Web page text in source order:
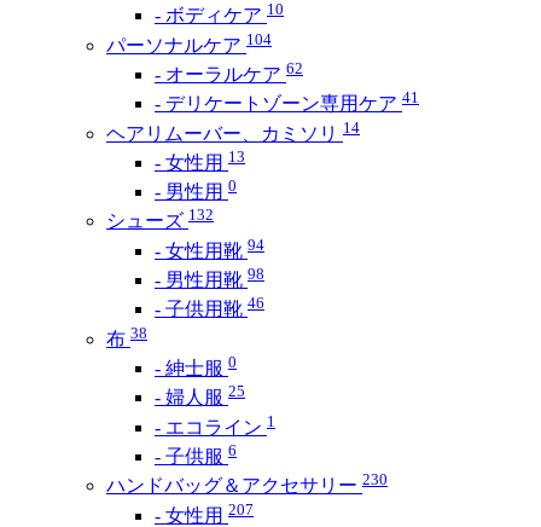
- ボディケア 10
パーソナルケア 104
- オーラルケア 62
- デリケートゾーン専用ケア 41
ヘアリムーバー、カミソリ 14
- 女性用 13
- 男性用 0
シューズ 132
- 女性用靴 94
- 男性用靴 98
- 子供用靴 46
布 38
- 紳士服 0
- 婦人服 25
- エコライン 1
- 子供服 6
ハンドバッグ＆アクセサリー 230
- 女性用 207